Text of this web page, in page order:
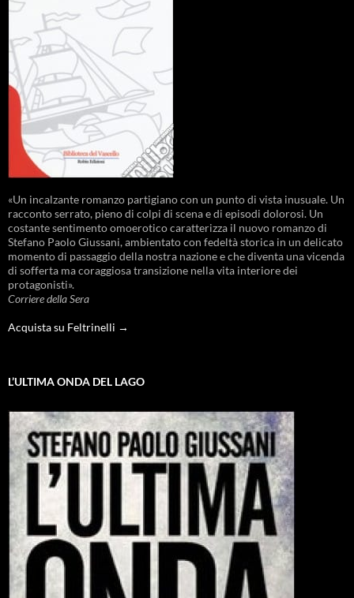
«Un incalzante romanzo partigiano con un punto di vista inusuale. Un
racconto serrato, pieno di colpi di scena e di episodi dolorosi. Un
costante sentimento omoerotico caratterizza il nuovo romanzo di
Stefano Paolo Giussani, ambientato con fedeltà storica in un delicato
momento di passaggio della nostra nazione e che diventa una vicenda
di sofferta ma coraggiosa transizione nella vita interiore dei
protagonisti».
Corriere della Sera
Acquista su Feltrinelli →
L’ULTIMA ONDA DEL LAGO